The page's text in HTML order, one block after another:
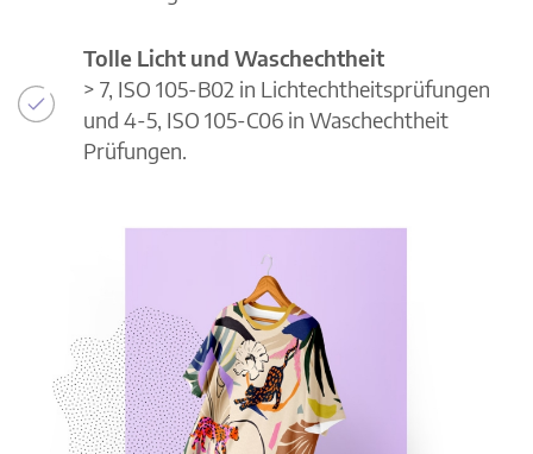
Tolle Licht und Waschechtheit
> 7, ISO 105-B02 in Lichtechtheitsprüfungen
und 4-5, ISO 105-C06 in Waschechtheit
Prüfungen.